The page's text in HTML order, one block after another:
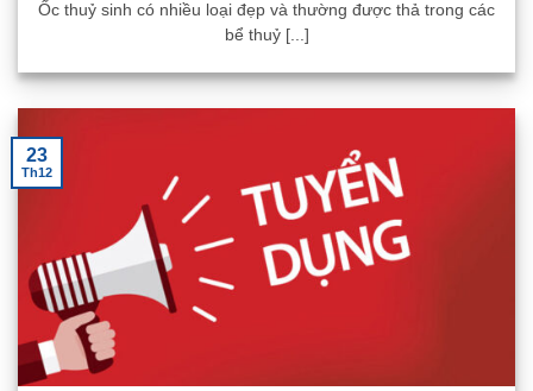
Ốc thuỷ sinh có nhiều loại đẹp và thường được thả trong các
bể thuỷ [...]
23
Th12